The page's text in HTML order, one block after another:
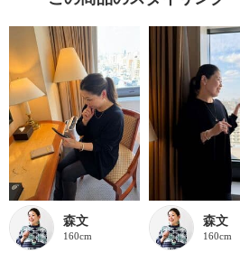
森文
160cm
森文
160cm